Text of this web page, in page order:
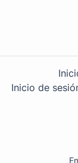
Inicio de